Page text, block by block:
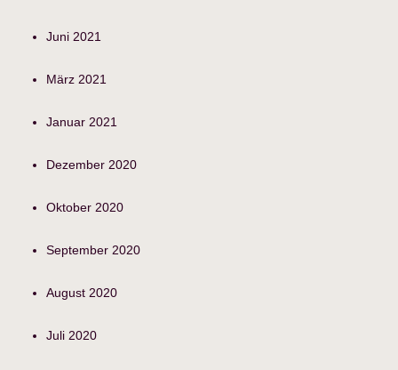
Juni 2021
März 2021
Januar 2021
Dezember 2020
Oktober 2020
September 2020
August 2020
Juli 2020